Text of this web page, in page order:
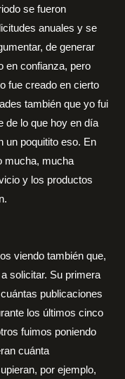
se fueron
anuales y se
de generar
en confianza, pero
fue creado en cierto
también que yo fui
de lo que hoy en día
un poquitito eso. En
mucha, mucha
y los productos
viendo también que,
solicitar. Su primera
publicaciones
los últimos cinco
fuimos poniendo
cuánta
por ejemplo,